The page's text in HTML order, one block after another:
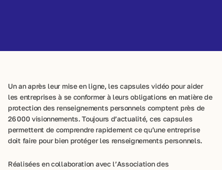
Un an après leur mise en ligne, les capsules vidéo pour aider
les entreprises à se conformer à leurs obligations en matière de
protection des renseignements personnels comptent près de
26 000 visionnements. Toujours d’actualité, ces capsules
permettent de comprendre rapidement ce qu’une entreprise
doit faire pour bien protéger les renseignements personnels.
Réalisées en collaboration avec l’Association des